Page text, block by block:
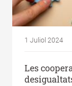
1 Juliol 2024
Les